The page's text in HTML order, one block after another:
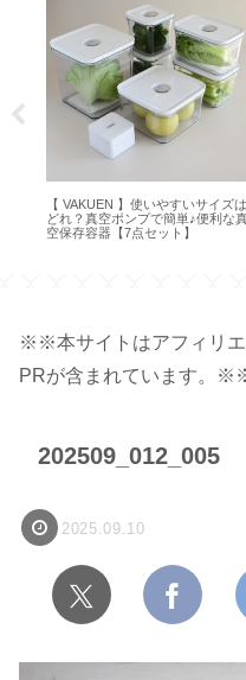
【 VAKUEN 】使いやすいサイズは
どれ？真空ポンプで簡単♪便利な真
空保存容器【7点セット】
※※本サイトはアフィリエ
PRが含まれています。
202509_012_005
2025.09.10